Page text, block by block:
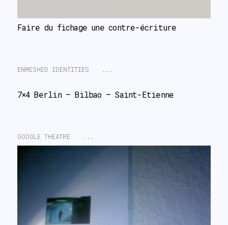
Faire du fichage une contre-écriture
ENMESHED IDENTITIES
7×4 Berlin – Bilbao – Saint-Etienne
GOOGLE THEATRE